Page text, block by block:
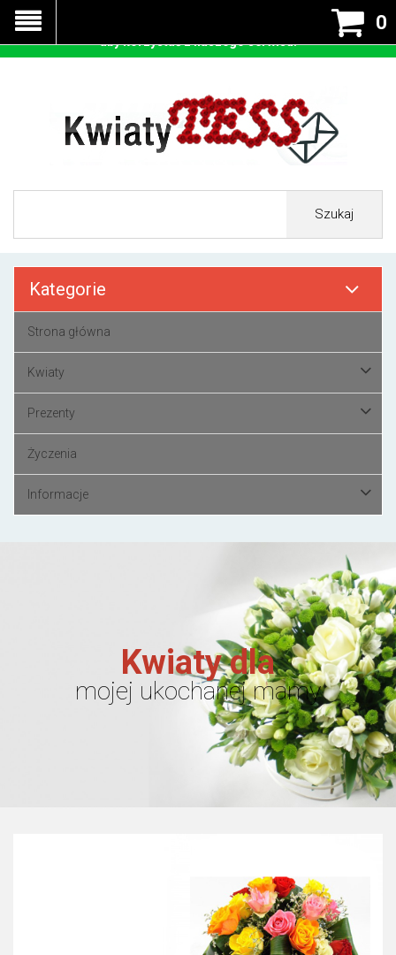
0
Szukaj
Kategorie
Strona główna
Kwiaty
Prezenty
Życzenia
Informacje
Kwiaty dla
mojej ukochanej mamy
Nasza strona korzysta z cookies - czyli tzw ciastek w celu
prawidłowego działania. Zaakceptuj przyjmowanie cookies
aby korzystać z naszego serwisu.